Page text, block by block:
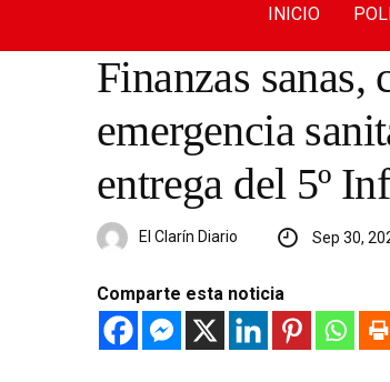
INICIO
Finanzas sanas,
emergencia
entrega del 5º
El Clarín Diario Sep 30,
Comparte esta noticia